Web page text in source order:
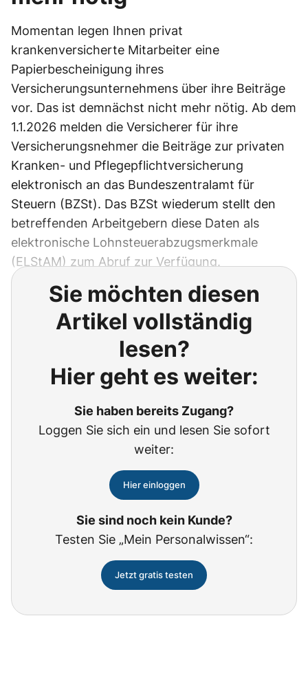
Momentan legen Ihnen privat
krankenversicherte Mitarbeiter eine
Papierbescheinigung ihres
Versicherungsunternehmens über ihre Beiträge
vor. Das ist demnächst nicht mehr nötig. Ab dem
1.1.2026 melden die Versicherer für ihre
Versicherungsnehmer die Beiträge zur privaten
Kranken- und Pflegepflichtversicherung
elektronisch an das Bundeszentralamt für
Steuern (BZSt). Das BZSt wiederum stellt den
betreffenden Arbeitgebern diese Daten als
elektronische Lohnsteuerabzugsmerkmale
(ELStAM) zum Abruf zur Verfügung.
Sie möchten diesen
Artikel vollständig
lesen?
Hier geht es weiter:
Sie haben bereits Zugang?
Loggen Sie sich ein und lesen Sie sofort
weiter:
Hier einloggen
Sie sind noch kein Kunde?
Testen Sie „Mein Personalwissen“:
Jetzt gratis testen